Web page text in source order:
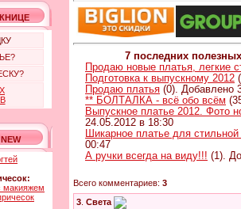
макияжем
7 последних
Продаю новые платья, легкие
Подготовка к выпускному 2012
Продаю платья (0). Добавлено
** БОЛТАЛКА - всё обо всём
Выпускное платье 2012. Фото
24.05.2012 в 18:30
Шикарное платье для
00:47
А ручки всегда на виду!!! (1).
Всего комментариев: 3
3 Света